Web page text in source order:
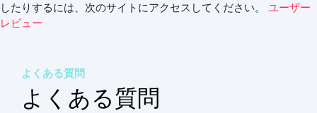
したりするには、次のサイトにアクセスしてください。 ユーザー
レビュー
よくある質問
よくある質問